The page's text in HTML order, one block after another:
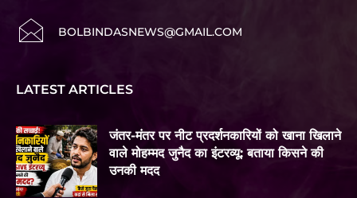
BOLBINDASNEWS@GMAIL.COM
LATEST ARTICLES
जंतर-मंतर पर नीट प्रदर्शनकारियों को खाना खिलाने
वाले मोहम्मद जुनैद का इंटरव्यू: बताया किसने की
उनकी मदद